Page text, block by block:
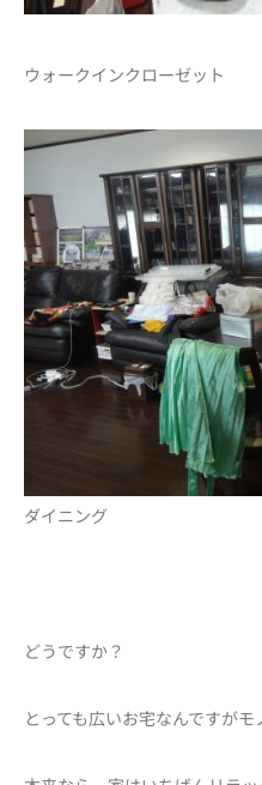
ウォークインクローゼット
ダイニング
どうですか？
とっても広いお宅なんですがモ